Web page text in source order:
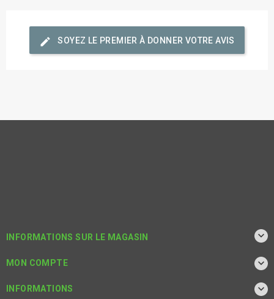
edit SOYEZ LE PREMIER À DONNER VOTRE AVIS
INFORMATIONS SUR LE MAGASIN 
MON COMPTE 
INFORMATIONS 